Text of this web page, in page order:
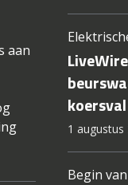
aan
1 augustus
Begin